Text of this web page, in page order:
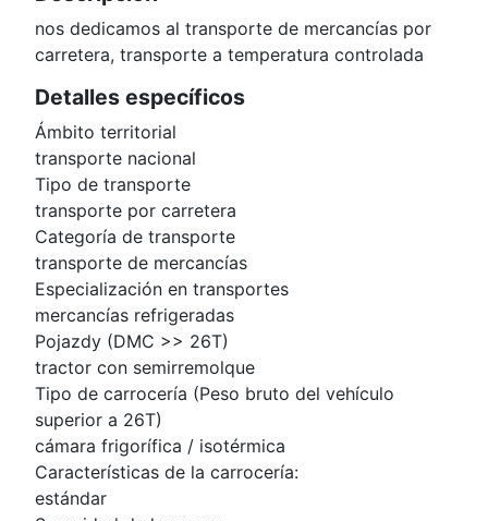
nos dedicamos al transporte de mercancías por
carretera, transporte a temperatura controlada
Detalles específicos
Ámbito territorial
transporte nacional
Tipo de transporte
transporte por carretera
Categoría de transporte
transporte de mercancías
Especialización en transportes
mercancías refrigeradas
Pojazdy (DMC >> 26T)
tractor con semirremolque
Tipo de carrocería (Peso bruto del vehículo
superior a 26T)
cámara frigorífica / isotérmica
Características de la carrocería:
estándar